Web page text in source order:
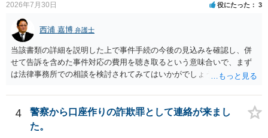
2026年7月30日 役にたった 3
西浦 嘉博 弁護士
当該書類の詳細を説明した上で事件手続の今後の見込みを確認し、併
せて告訴を含めた事件対応の費用を聴き取るという意味合いで、まず
は法律事務所での相談を検討されてみてはいかがでしょうか。 上記、
4
警察から口座作りの詐欺罪として連絡が来まし
た。